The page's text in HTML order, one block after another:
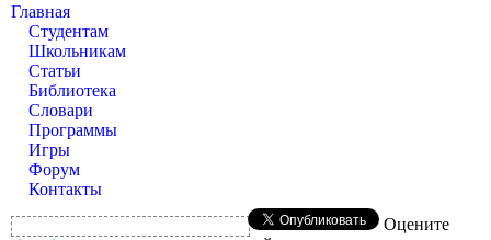
Главная
Студентам
Школьникам
Статьи
Библиотека
Словари
Программы
Игры
Форум
Контакты
Оцените